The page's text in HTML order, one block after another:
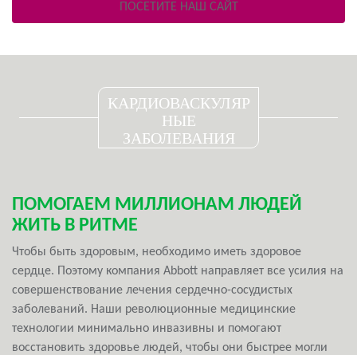
ПОСЕТИТЕ НАШ САЙТ
КАРДИОВАСКУЛЯР
НЫЕ
ЗАБОЛЕВАНИЯ
ПОМОГАЕМ МИЛЛИОНАМ ЛЮДЕЙ
ЖИТЬ В РИТМЕ
Чтобы быть здоровым, необходимо иметь здоровое
сердце. Поэтому компания Abbott направляет все усилия на
совершенствование лечения сердечно-сосудистых
заболеваний. Наши революционные медицинские
технологии минимально инвазивны и помогают
восстановить здоровье людей, чтобы они быстрее могли